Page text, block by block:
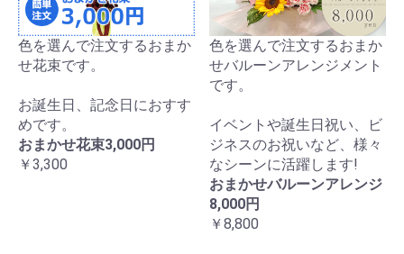
いたしました。
2023/06/30 お客様から開店祝い用アレンジメントの
ご注文をいただき、川崎市幸区へヤマト便にて配送
いたしました。
2023/06/30 お客様から送別用アレンジメントのご注
文をいただき、千葉県流山市へヤマト便にて配送い
たしました。
2023/06/29 企業様から送別用アレンジメントのご注
文をいただき、川崎市川崎区へヤマト便にて配送い
たしました。
2023/06/29 企業様から送別用花束のご注文をいただ
き、東京都町田市へヤマト便にて配送いたしまし
2023/06/16 お客様から公演祝用アレンジメントのご
注文をいただき、幸区「ラゾーナ川崎・プラザソ
色を選んで注文するおまか
せ花束です。
お誕生日、記念日におすす
めです。
おまかせ花束3,000円
￥3,300
色を選んで注文するおまか
せバルーンアレンジメント
です。
イベントや誕生日祝い、ビ
ジネスのお祝いなど、様々
なシーンに活躍します!
おまかせバルーンアレンジ
8,000円
￥8,800